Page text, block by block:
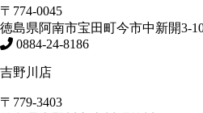
〒774-0045
徳島県阿南市宝田町今市中新開3-
0884-24-8186
吉野川店
〒779-3403